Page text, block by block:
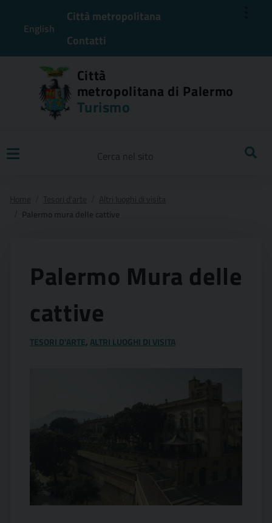
English
Città metropolitana
Contatti
Città
metropolitana di Palermo
Turismo
Palermo Mura delle
cattive
TESORI D'ARTE, ALTRI LUOGHI DI VISITA